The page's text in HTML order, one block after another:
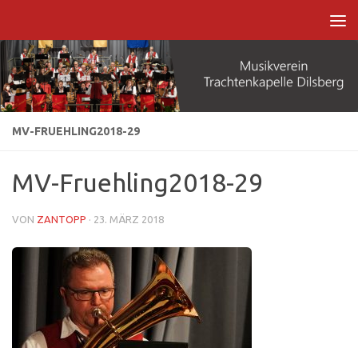
MV-FRUEHLING2018-29
MV-Fruehling2018-29
VON ZANTOPP · 23. MÄRZ 2018